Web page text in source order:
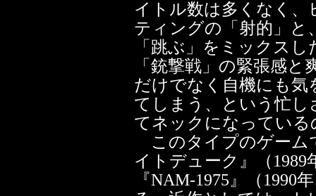
イトル数は多くなく
ティングの「射的」と
「跳ぶ」をミックス
「銃撃戦」の緊張感
だけでなく自機にも
てしまう、という忙し
てネックになってい
このタイプのゲーム
イトデューク』（1989
『NAM-1975』（1990